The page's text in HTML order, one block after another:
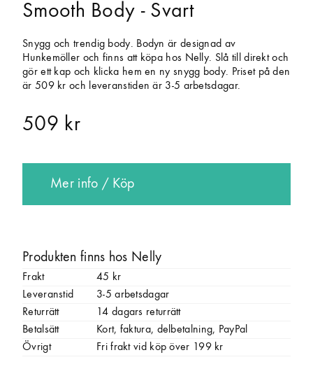
Smooth Body - Svart
Snygg och trendig body. Bodyn är designad av
Hunkemöller och finns att köpa hos Nelly. Slå till direkt och
gör ett kap och klicka hem en ny snygg body. Priset på den
är 509 kr och leveranstiden är 3-5 arbetsdagar.
509 kr
Mer info / Köp
Produkten finns hos Nelly
Frakt
45 kr
Leveranstid
3-5 arbetsdagar
Returrätt
14 dagars returrätt
Betalsätt
Kort, faktura, delbetalning, PayPal
Övrigt
Fri frakt vid köp över 199 kr